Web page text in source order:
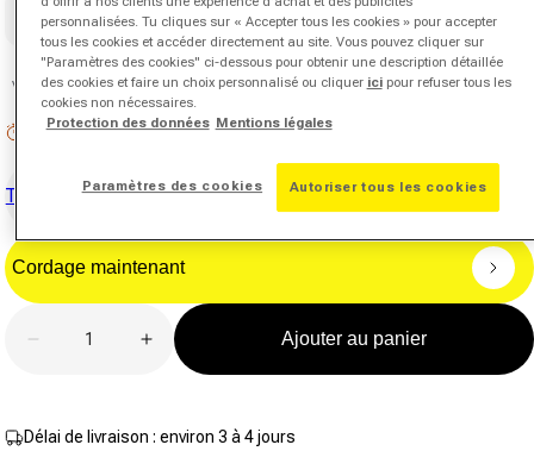
notation.
Lien
sur
la
même
page.
1 2 3
Vous hésitez sur la taille du grip ?Conseiller grip
Stock faible : 2 restants
Tester maintenant
Cordage maintenant
Diminuer la quantité pour TF-X1 275 V2
Augmenter la quantité pour TF-X1 275
Ajouter au panier
Délai de livraison : environ 3 à 4 jours
personnalisées. Tu cliques sur « Accepter tous les cookies » pour accepter
tous les cookies et accéder directement au site. Vous pouvez cliquer sur
"Paramètres des cookies" ci-dessous pour obtenir une description détaillée
des cookies et faire un choix personnalisé ou cliquer icipour refuser tous les
cookies non nécessaires.
Protection des données Mentions légales
Paramètres des cookies Autoriser tous les cookies